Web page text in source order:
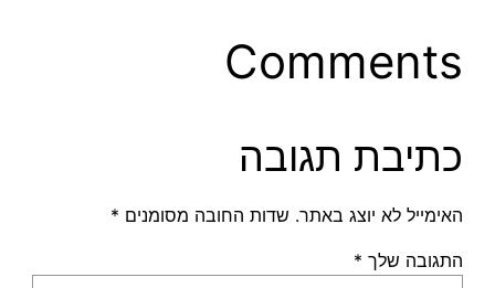
Comments
כתיבת תגובה
האימייל לא יוצג באתר. שדות החובה מסומנים *
התגובה שלך *